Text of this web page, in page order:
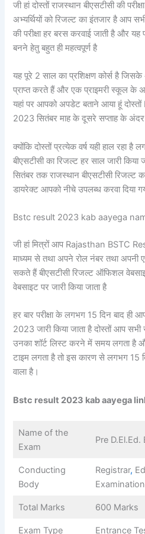
जी हां दोस्तों राजस्थान बीएसटीसी की
अभ्यर्थियों को रिजल्ट का इंतजार है आप
की परीक्षा हर बरस करवाई जाती है और
बनने हेतु बहुत ही महत्वपूर्ण है
यह पूरे 2 साल का प्रशिक्षण कोर्स है
प्राप्त करते हैं और एक प्राइमरी स्कूल के
यहां पर आपको अपडेट बताने आया हूं
2023 सितंबर माह के दूसरे सप्ताह के अंदर
क्योंकि दोस्तों प्रत्येक वर्ष यही हाल रहा
बीएसटीसी का रिजल्ट हर साल जारी
सितंबर तक राजस्थान बीएसटीसी रिजल्ट
डायरेक्ट आपको नीचे उपलब्ध करवा दिया
Bstc result 2023 kab aayega
जी हां मित्रों आप Rajasthan BSTC
माध्यम से तथा अपने रोल नंबर तथा
सकते हैं बीएसटीसी रिजल्ट ऑफिशल
वेबसाइट पर जारी किया जाता है
हर बार परीक्षा के लगभग 15 दिन बाद
2023 जारी किया जाता है दोस्तों आप
उनका शॉर्ट लिस्ट करने में समय लगता
टाइम लगता है तो इस कारण से लगभग 15
वाला है।
Bstc result 2023 kab aayega
Name of the
Exam
Pre
Conducting
Body
Registrar,
Total Marks 600 Marks
Exam Type Entrance